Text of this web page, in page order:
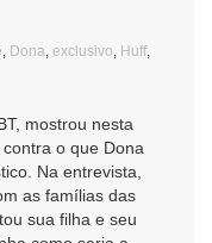
Dona exclusivo Huff
mostrou nesta
o que Dona
Na entrevista,
as famílias das
sua filha e seu